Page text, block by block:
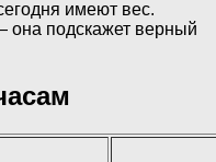
имеют вес.
она подскажет верный